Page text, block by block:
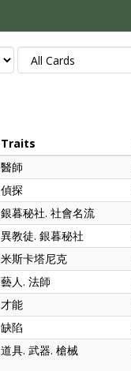
Traits
醫師
偵探
銀暮秘社. 社會名流
異教徒. 銀暮秘社
米斯卡塔尼克
藝人. 法師
才能
缺陷
道具. 武器. 槍械